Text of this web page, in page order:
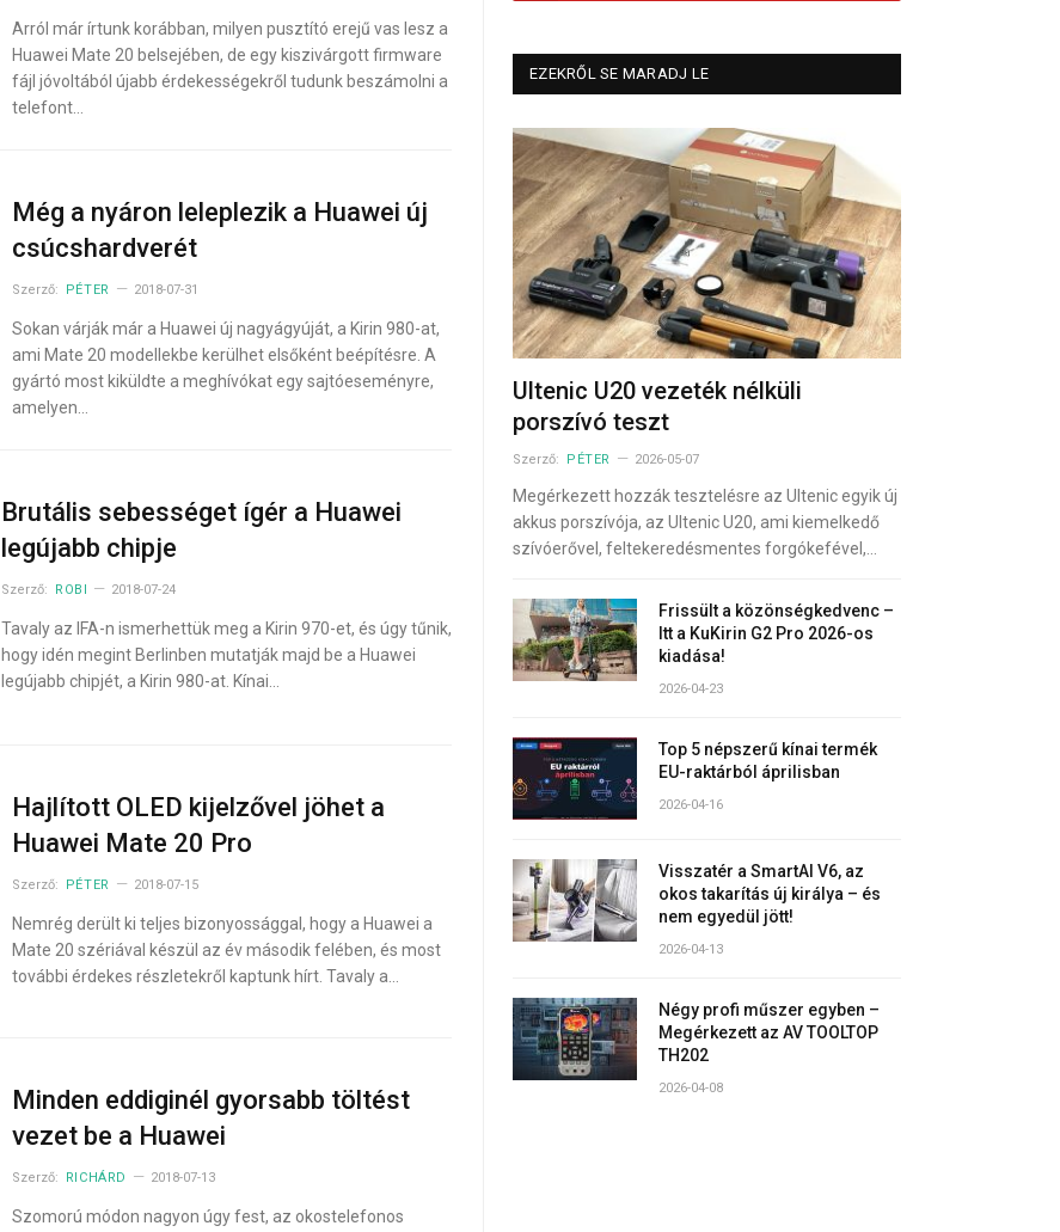
Arról már írtunk korábban, milyen pusztító erejű vas lesz a
Huawei Mate 20 belsejében, de egy kiszivárgott firmware
fájl jóvoltából újabb érdekességekről tudunk beszámolni a
telefont…
Még a nyáron leleplezik a Huawei új
csúcshardverét
Szerző: PÉTER 2018-07-31
Sokan várják már a Huawei új nagyágyúját, a Kirin 980-at,
ami Mate 20 modellekbe kerülhet elsőként beépítésre. A
gyártó most kiküldte a meghívókat egy sajtóeseményre,
amelyen…
Brutális sebességet ígér a Huawei
legújabb chipje
Szerző: ROBI 2018-07-24
Tavaly az IFA-n ismerhettük meg a Kirin 970-et, és úgy tűnik,
hogy idén megint Berlinben mutatják majd be a Huawei
legújabb chipjét, a Kirin 980-at. Kínai…
Hajlított OLED kijelzővel jöhet a
Huawei Mate 20 Pro
Szerző: PÉTER 2018-07-15
Nemrég derült ki teljes bizonyossággal, hogy a Huawei a
Mate 20 szériával készül az év második felében, és most
további érdekes részletekről kaptunk hírt. Tavaly a…
Minden eddiginél gyorsabb töltést
vezet be a Huawei
Szerző: RICHÁRD 2018-07-13
Szomorú módon nagyon úgy fest, az okostelefonos
EZEKRŐL SE MARADJ LE
Ultenic U20 vezeték nélküli
porszívó teszt
Szerző: PÉTER 2026-05-07
Megérkezett hozzák tesztelésre az Ultenic egyik új
akkus porszívója, az Ultenic U20, ami kiemelkedő
szívóerővel, feltekeredésmentes forgókefével,…
Frissült a közönségkedvenc –
Itt a KuKirin G2 Pro 2026-os
kiadása!
2026-04-23
Top 5 népszerű kínai termék
EU-raktárból áprilisban
2026-04-16
Visszatér a SmartAI V6, az
okos takarítás új királya – és
nem egyedül jött!
2026-04-13
Négy profi műszer egyben –
Megérkezett az AV TOOLTOP
TH202
2026-04-08